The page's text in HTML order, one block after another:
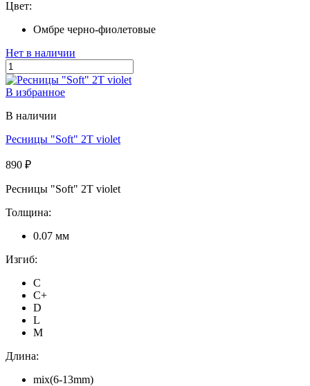
Цвет:
Омбре черно-фиолетовые
Нет в наличии
В избранное
В наличии
Ресницы "Soft" 2T violet
890 ₽
Ресницы "Soft" 2T violet
Толщина:
0.07 мм
Изгиб:
C
C+
D
L
M
Длина:
mix(6-13mm)